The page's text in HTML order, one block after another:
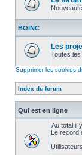
message
lu
BOINC
message
Les
Toutes
Supprimer les cookies
Index du forum
Qui est en ligne
Au total il
Le record